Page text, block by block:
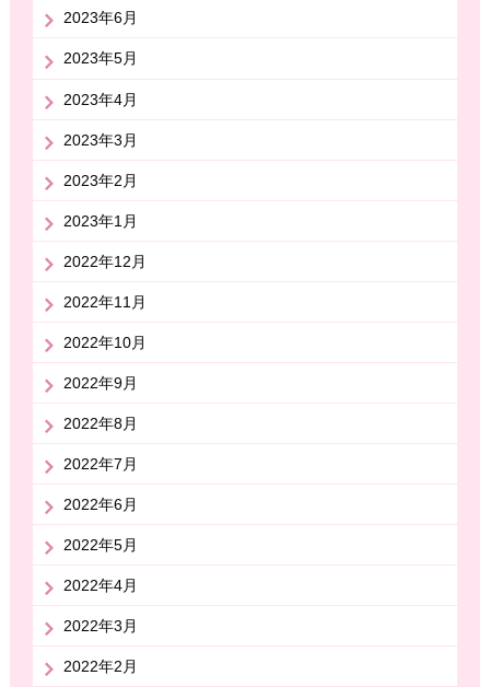
2023年6月
2023年5月
2023年4月
2023年3月
2023年2月
2023年1月
2022年12月
2022年11月
2022年10月
2022年9月
2022年8月
2022年7月
2022年6月
2022年5月
2022年4月
2022年3月
2022年2月